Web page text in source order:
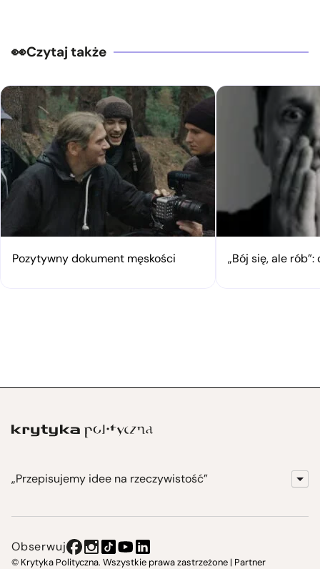
Czytaj także
Pozytywny dokument męskości „Bój się, ale
„Przepisujemy idee na rzeczywistość”
Instytut Krytyki Politycznej
Obserwuj
© Krytyka Polityczna. Wszystkie prawa zastrzeżone | Partner